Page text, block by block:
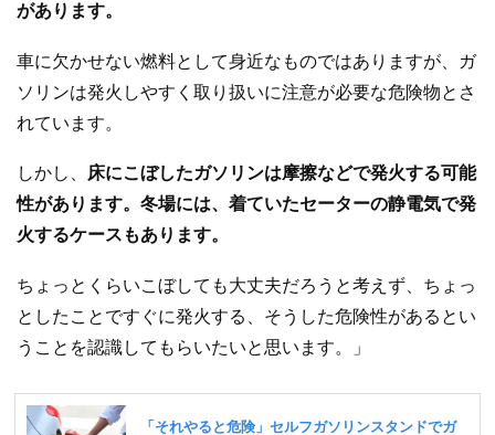
があります。
車に欠かせない燃料として身近なものではありますが、ガ
ソリンは発火しやすく取り扱いに注意が必要な危険物とさ
れています。
しかし、
床にこぼしたガソリンは摩擦などで発火する可能
性があります。冬場には、着ていたセーターの静電気で発
火するケースもあります。
ちょっとくらいこぼしても大丈夫だろうと考えず、ちょっ
としたことですぐに発火する、そうした危険性があるとい
うことを認識してもらいたいと思います。」